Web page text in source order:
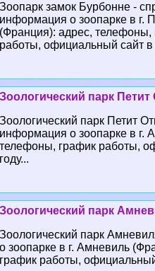
Зоопарк замок Бурбонне -
информация о зоопарке в г.
(Франция): адрес, телефоны,
работы, официальный сайт в
Зоологический парк Петит
Зоологический парк Петит
информация о зоопарке в г.
телефоны, график работы,
году...
Зоологический парк
Зоологический парк
о зоопарке в г. Амневиль
график работы,